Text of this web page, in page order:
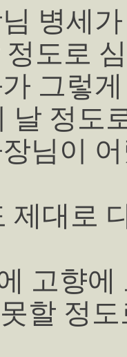
병세
도로
그렇
날 정도
님이
제대로
고향에
할 정